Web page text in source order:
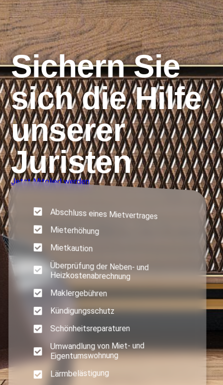
Sichern Sie
sich die Hilfe
unserer
Juristen
Jetzt Mitglied werden
Abschluss eines Mietvertrages
Mieterhöhung
Mietkaution
Überprüfung der Neben- und
Heizkostenabrechnung
Maklergebühren
Kündigungsschutz
Schönheitsreparaturen
Umwandlung von Miet- und
Eigentumswohnung
Lärmbelästigung